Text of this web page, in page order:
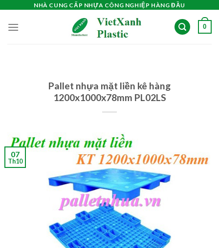
content
NHÀ CUNG CẤP NHỰA CÔNG NGHIỆP HÀNG ĐẦU
0
Pallet nhựa mặt liền kê hàng
1200x1000x78mm PL02LS
07
Th10